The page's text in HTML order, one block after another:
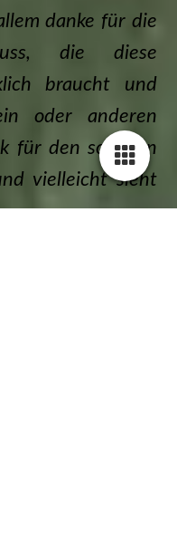
danke für die
die diese
braucht und
oder anderen
für den schönen
vielleicht sieht